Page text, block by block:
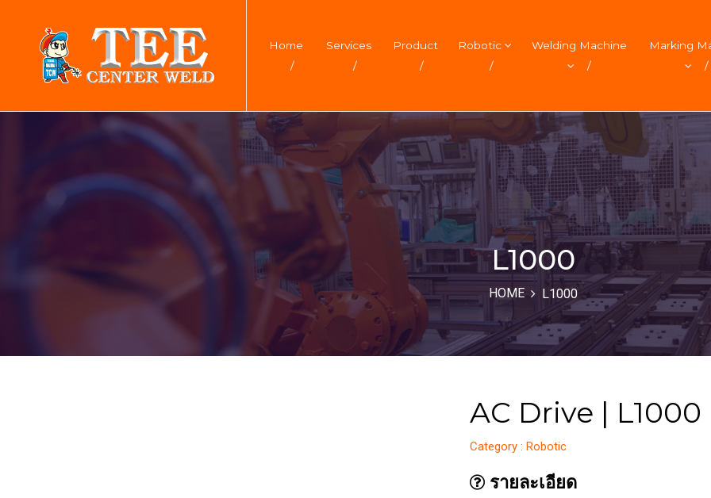
Home
/
Services
/
Product
/
Robotic
/
Welding Machine
/
Marking
/
L1000
HOME L1000
AC Drive | L1000
Category : Robotic
รายละเอียด